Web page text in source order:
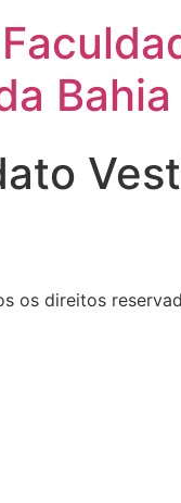
Bahia
os direitos